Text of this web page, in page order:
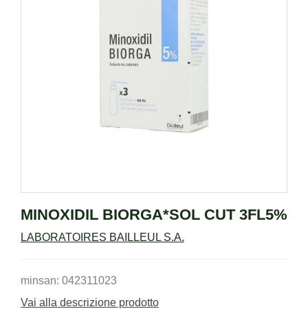
MINOXIDIL BIORGA*SOL CUT 3FL5%
LABORATOIRES BAILLEUL S.A.
minsan: 042311023
Vai alla descrizione prodotto